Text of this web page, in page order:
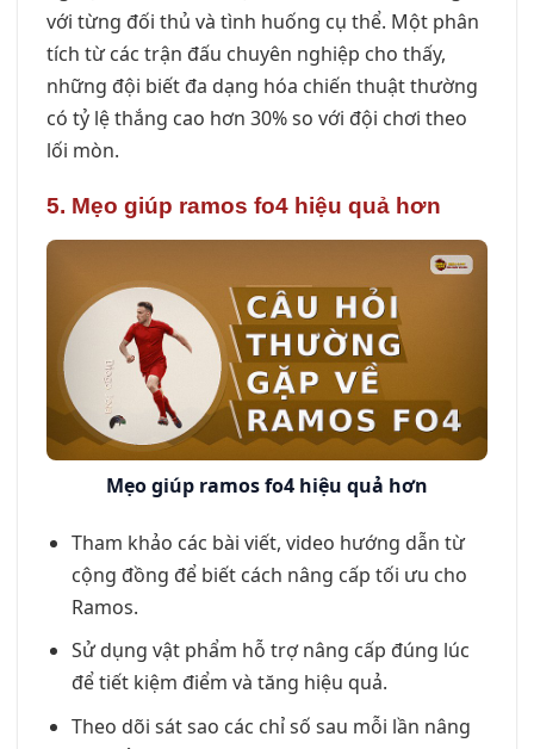
với từng đối thủ và tình huống cụ thể. Một phân
tích từ các trận đấu chuyên nghiệp cho thấy,
những đội biết đa dạng hóa chiến thuật thường
có tỷ lệ thắng cao hơn 30% so với đội chơi theo
lối mòn.
5. Mẹo giúp ramos fo4 hiệu quả hơn
Mẹo giúp ramos fo4 hiệu quả hơn
Tham khảo các bài viết, video hướng dẫn từ
cộng đồng để biết cách nâng cấp tối ưu cho
Ramos.
Sử dụng vật phẩm hỗ trợ nâng cấp đúng lúc
để tiết kiệm điểm và tăng hiệu quả.
Theo dõi sát sao các chỉ số sau mỗi lần nâng